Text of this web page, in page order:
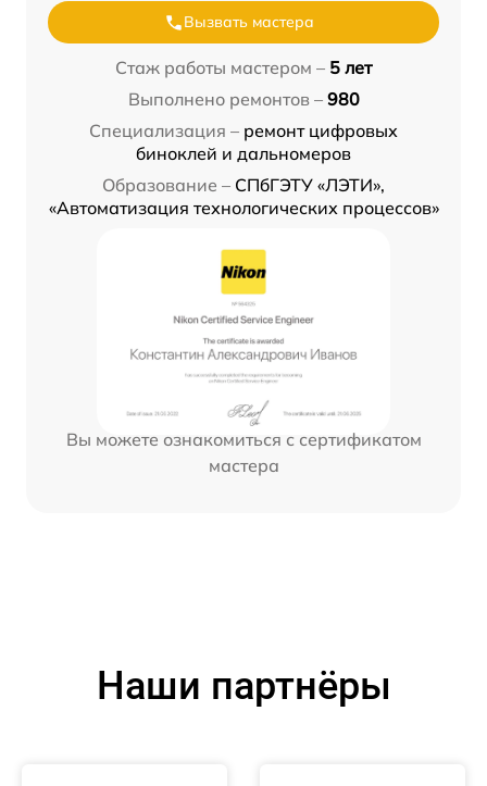
Вызвать мастера
Стаж работы мастером – 5 лет
Выполнено ремонтов – 980
Специализация – ремонт цифровых
биноклей и дальномеров
Образование – СПбГЭТУ «ЛЭТИ»,
«Автоматизация технологических процессов»
Вы можете ознакомиться с сертификатом
мастера
Наши партнёры